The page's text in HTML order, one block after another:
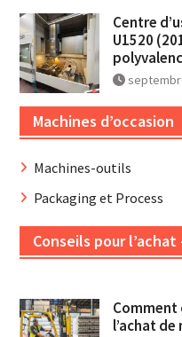
Centre
U1520
Machines d’occasion
Machines-outils
Packaging et Process
Conseils pour
l’achat de